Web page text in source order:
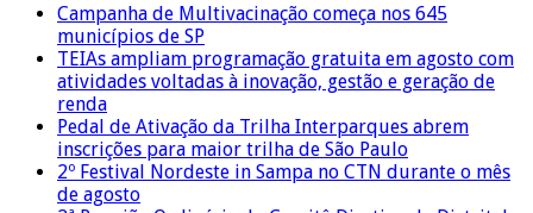
Campanha de Multivacinação começa nos 645
municípios de SP
TEIAs ampliam programação gratuita em agosto com
atividades voltadas à inovação, gestão e geração de
renda
Pedal de Ativação da Trilha Interparques abrem
inscrições para maior trilha de São Paulo
2º Festival Nordeste in Sampa no CTN durante o mês
de agosto